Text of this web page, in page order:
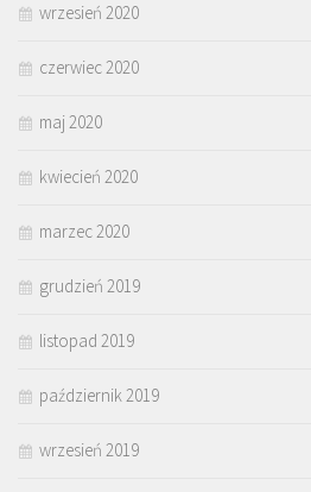
wrzesień 2020
czerwiec 2020
maj 2020
kwiecień 2020
marzec 2020
grudzień 2019
listopad 2019
październik 2019
wrzesień 2019